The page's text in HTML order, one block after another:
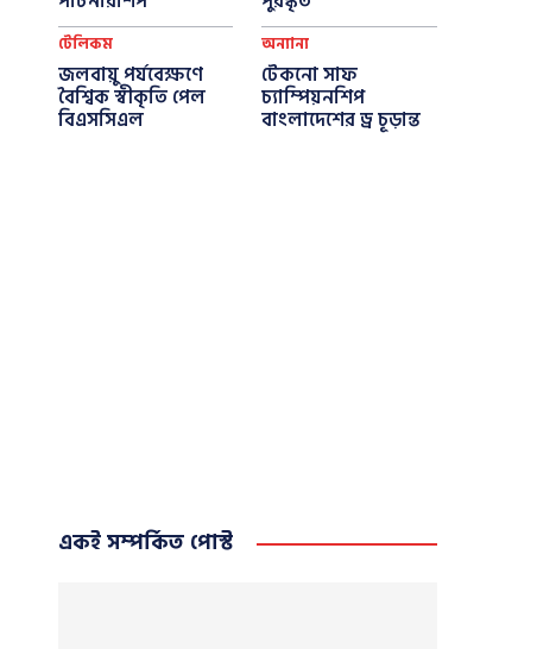
টেলিকম
জলবায়ু পর্যবেক্ষণে
বৈশ্বিক স্বীকৃতি পেল
বিএসসিএল
অন্যান্য
টেকনো সাফ
চ্যাম্পিয়নশিপ
বাংলাদেশের ড্র চূড়ান্ত
একই সম্পর্কিত পোস্ট